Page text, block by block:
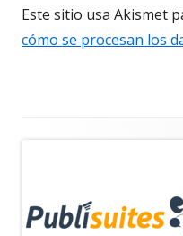
Este sitio usa Akismet
cómo se procesan los
lateral